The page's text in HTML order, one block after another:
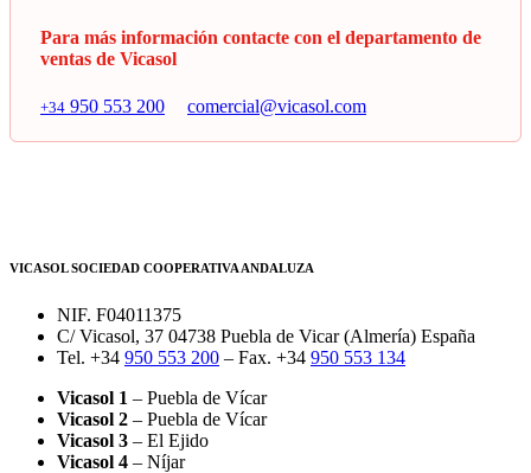
Para más información contacte con el departamento de
ventas de Vicasol
+34 950 553 200 comercial@vicasol.com
VICASOL SOCIEDAD COOPERATIVA ANDALUZA
NIF. F04011375
C/ Vicasol, 37 04738 Puebla de Vicar (Almería) España
Tel. +34 950 553 200 – Fax. +34 950 553 134
Vicasol 1 – Puebla de Vícar
Vicasol 2 – Puebla de Vícar
Vicasol 3 – El Ejido
Vicasol 4 – Níjar